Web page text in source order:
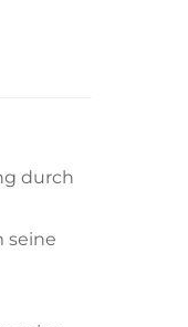
durch
seine